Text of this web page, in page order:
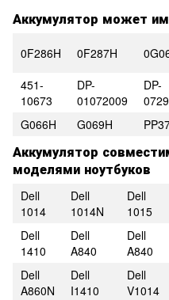
Аккумулятор может
0F286H 0F287H
451-
10673
DP-
01072009
DP-
G066H
G069H
Аккумулятор
моделями ноутбуков
Dell
1014
Dell
1014N
Dell
1015
Dell
1410
Dell
A840
Dell
A840
Dell
A860N
Dell
I1410
Dell
V1014